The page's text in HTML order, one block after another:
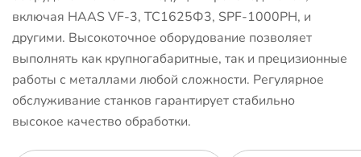
включая HAAS VF-3, ТС1625Ф3, SPF-1000PH, и
другими. Высокоточное оборудование позволяет
выполнять как крупногабаритные, так и прецизионные
работы с металлами любой сложности. Регулярное
обслуживание станков гарантирует стабильно
высокое качество обработки.